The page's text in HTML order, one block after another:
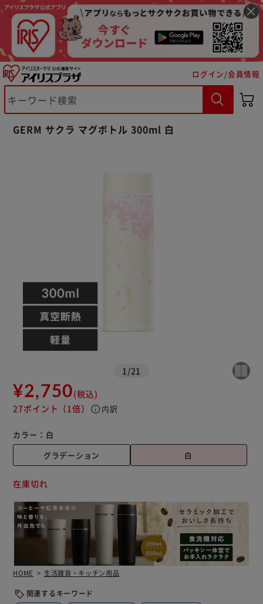
ログイン/会員情報
GERM サクラ マグボトル 300ml 白
1 /21
¥2,750(税込)
27ポイント （1倍） info 内訳
カラー： 白
グラデーション
白
在庫切れ
HOME 生活雑貨・キッチン用品
関連するキーワード
※ご確認ください